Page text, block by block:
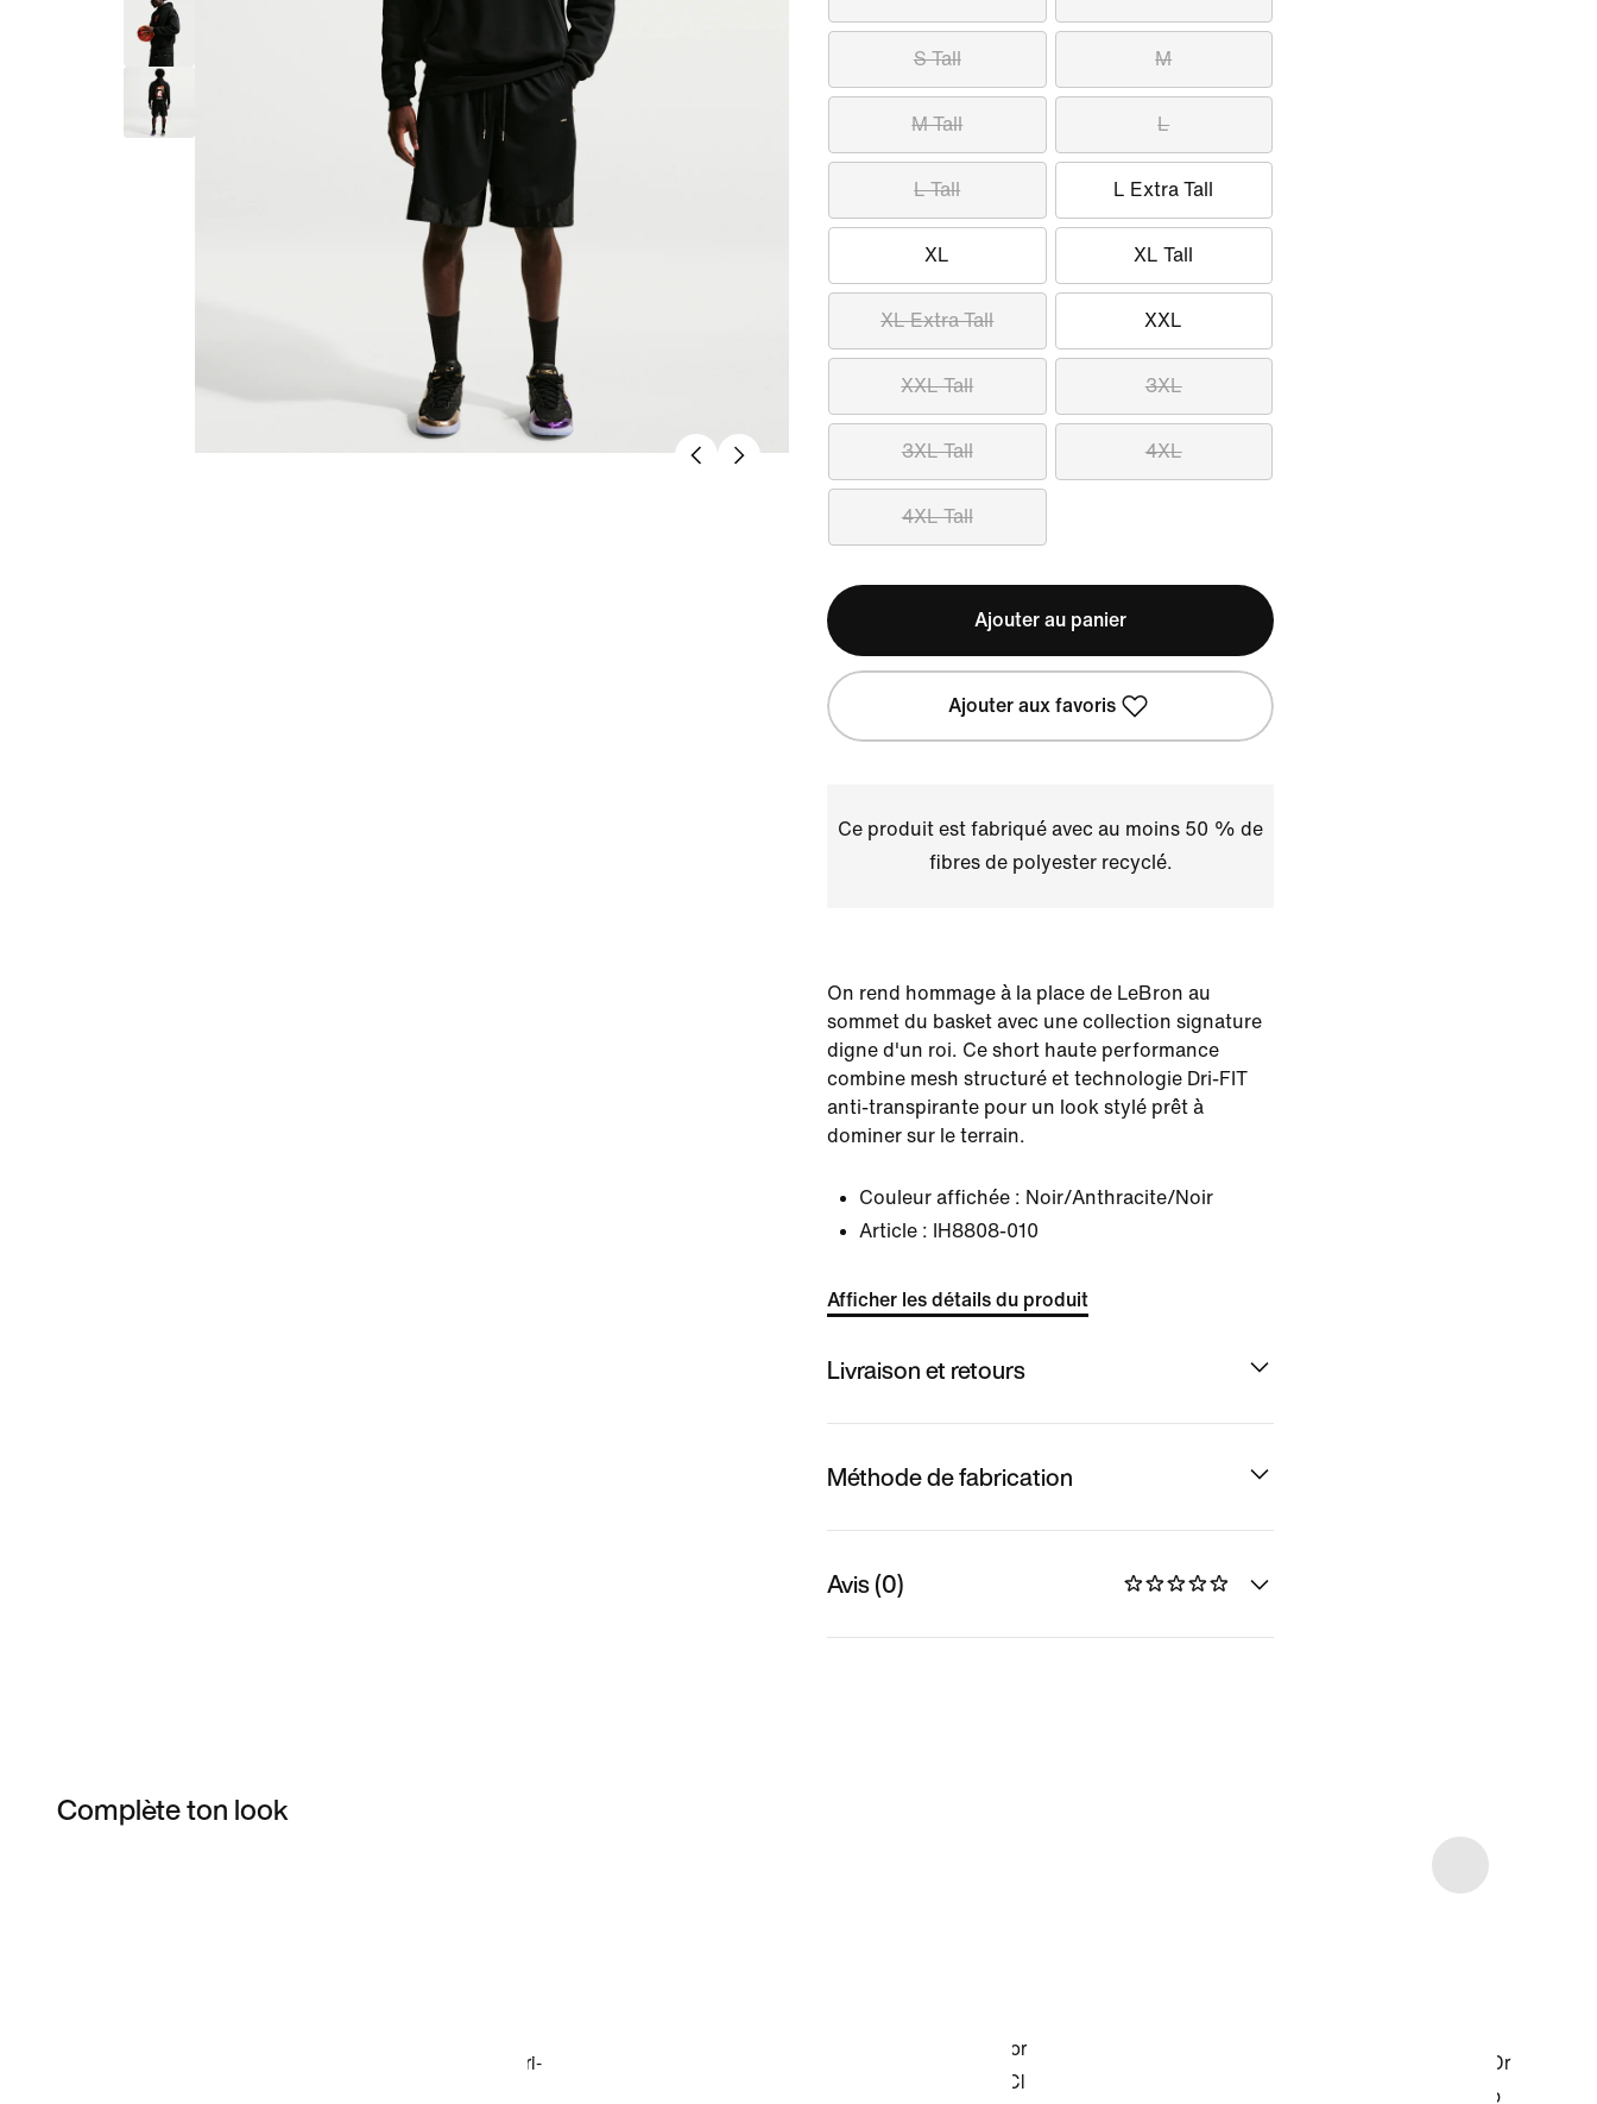
S Tall M
M Tall L
L Tall L Extra Tall
XL XL Tall
XL Extra Tall XXL
XXL Tall 3XL
3XL Tall 4XL
4XL Tall
Ajouter au panier
Ajouter aux favoris
Ce produit est fabriqué avec au moins 50 % de
fibres de polyester recyclé.
On rend hommage à la place de LeBron au
sommet du basket avec une collection signature
digne d'un roi. Ce short haute performance
combine mesh structuré et technologie Dri-FIT
anti-transpirante pour un look stylé prêt à
dominer sur le terrain.
Couleur affichée : Noir/Anthracite/Noir
Article :
IH8808-010
Afficher les détails du produit
Livraison et retours
Méthode de fabrication
Avis (0)
Complète ton look